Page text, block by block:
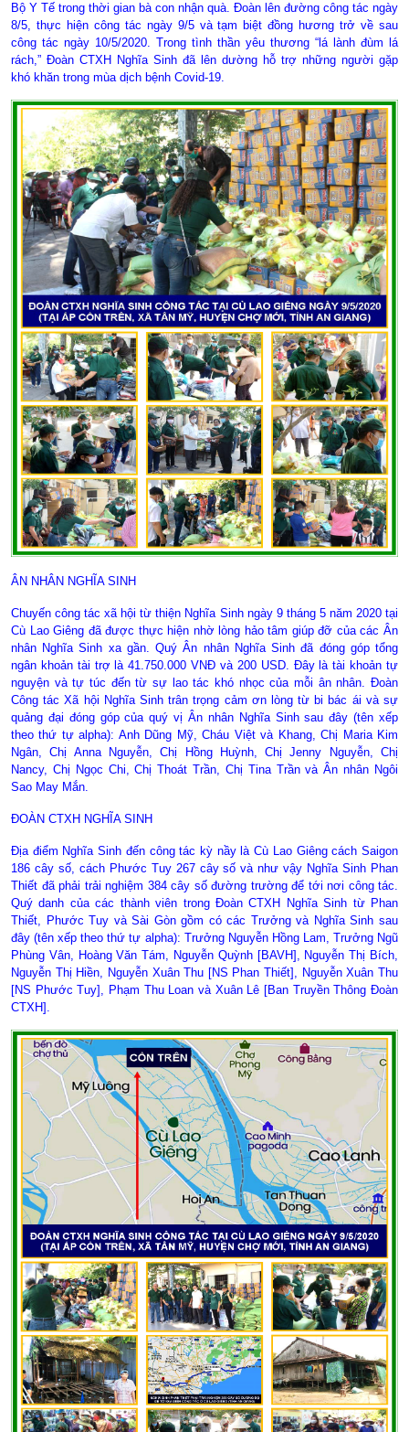
Bộ Y Tế trong thời gian bà con nhận quà. Đoàn lên đường công tác ngày
8/5, thực hiện công tác ngày 9/5 và tạm biệt đồng hương trở về sau
công tác ngày 10/5/2020. Trong tình thần yêu thương “lá lành đùm lá
rách,” Đoàn CTXH Nghĩa Sinh đã lên dường hỗ trợ những người gặp
khó khăn trong mùa dịch bệnh Covid-19.
ÂN NHÂN NGHĨA SINH
Chuyến công tác xã hội từ thiện Nghĩa Sinh ngày 9 tháng 5 năm 2020 tại
Cù Lao Giêng đã được thực hiện nhờ lòng hảo tâm giúp đỡ của các Ân
nhân Nghĩa Sinh xa gần. Quý Ân nhân Nghĩa Sinh đã đóng góp tổng
ngân khoản tài trợ là 41.750.000 VNĐ và 200 USD. Đây là tài khoản tự
nguyện và tự túc đến từ sự lao tác khó nhọc của mỗi ân nhân. Đoàn
Công tác Xã hội Nghĩa Sinh trân trọng cảm ơn lòng từ bi bác ái và sự
quảng đại đóng góp của quý vị Ân nhân Nghĩa Sinh sau đây (tên xếp
theo thứ tự alpha): Anh Dũng Mỹ, Cháu Việt và Khang, Chị Maria Kim
Ngân, Chị Anna Nguyễn, Chị Hồng Huỳnh, Chị Jenny Nguyễn, Chị
Nancy, Chị Ngọc Chi, Chị Thoát Trần, Chị Tina Trần và Ân nhân Ngôi
Sao May Mắn.
ĐOÀN CTXH NGHĨA SINH
Địa điểm Nghĩa Sinh đến công tác kỳ nầy là Cù Lao Giêng cách Saigon
186 cây số, cách Phước Tuy 267 cây số và như vậy Nghĩa Sinh Phan
Thiết đã phải trải nghiệm 384 cây số đường trường để tới nơi công tác.
Quý danh của các thành viên trong Đoàn CTXH Nghĩa Sinh từ Phan
Thiết, Phước Tuy và Sài Gòn gồm có các Trưởng và Nghĩa Sinh sau
đây (tên xếp theo thứ tự alpha): Trưởng Nguyễn Hồng Lam, Trưởng Ngũ
Phùng Vân, Hoàng Văn Tám, Nguyễn Quỳnh [BAVH], Nguyễn Thị Bích,
Nguyễn Thị Hiền, Nguyễn Xuân Thu [NS Phan Thiết], Nguyễn Xuân Thu
[NS Phước Tuy], Phạm Thu Loan và Xuân Lê [Ban Truyền Thông Đoàn
CTXH].